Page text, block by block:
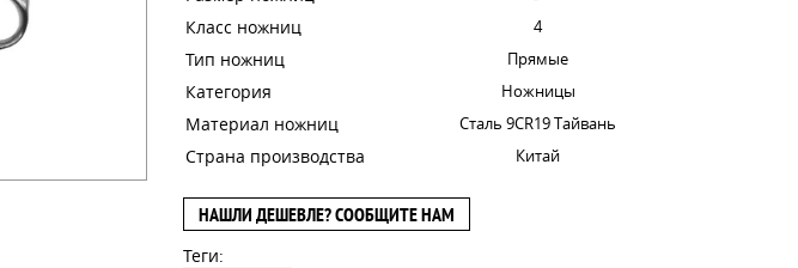
Класс ножниц 4
Тип ножниц Прямые
Категория Ножницы
Материал ножниц Сталь 9CR19 Тайвань
Страна производства Китай
НАШЛИ ДЕШЕВЛЕ? СООБЩИТЕ НАМ
Теги: